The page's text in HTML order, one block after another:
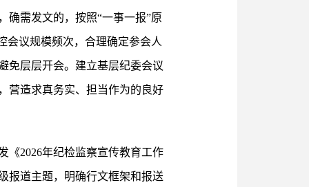
确需发文的，按照“一事一报”原
会议规模频次，合理确定参会人
免层层开会。建立基层纪委会议
营造求真务实、担当作为的良好
《2026年纪检监察宣传教育工作
报道主题，明确行文框架和报送